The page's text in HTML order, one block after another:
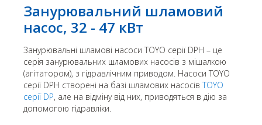
Занурювальний шламовий
насос, 32 - 47 кВт
Занурювальні шламові насоси TOYO серії DPH – це
серія занурювальних шламових насосів з мішалкою
(агітатором), з гідравлічним приводом. Насоси TOYO
серії DPH створені на базі шламових насосівTOYO
серії DP, але на відміну від них, приводяться в дію за
допомогою гідравліки.